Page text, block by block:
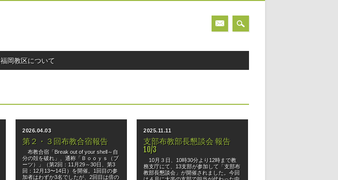
福岡教区について
2026.04.03
第２・３回布教合宿報告
布教合宿「Break out of your shell～自
分の殻を破れ」、通称「Ｂｏｏｙｓ（ブ
ーツ）」（第2回：11月29～30日、第3
回：12月13〜14日）を開催。1回目の参
加者はわずか3名でしたが、2回目は倍の
2025.11.11
支部布教部長懇談会 報告
10/3
10月３日、10時30分より12時まで教
務支庁にて、13支部が参加して「支部布
教部長懇談会」が開催されました。今回
は４月に大半の支部で担当が代わった中